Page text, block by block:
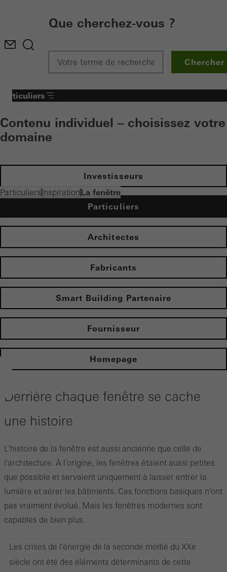
Que cherchez-vous ?
Chercher
ParticuliersInspirationLa fenêtre
Particuliers
Contenu individuel – choisissez votre
domaine
Investisseurs
Particuliers
Architectes
Fabricants
Smart Building Partenaire
Fournisseur
Homepage
Derrière chaque fenêtre se cache
une histoire
L'histoire de la fenêtre est aussi ancienne que celle de
l'architecture. À l'origine, les fenêtres étaient aussi petites
que possible et servaient uniquement à laisser entrer la
lumière et aérer les bâtiments. Ces fonctions basiques n'ont
pas vraiment évolué. Mais les fenêtres modernes sont
capables de bien plus.
Les crises de l'énergie de la seconde moitié du XXe
siècle ont été des éléments déterminants de cette